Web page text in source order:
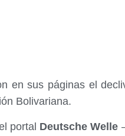
en sus páginas el
Bolivariana.
portal Deutsche Welle